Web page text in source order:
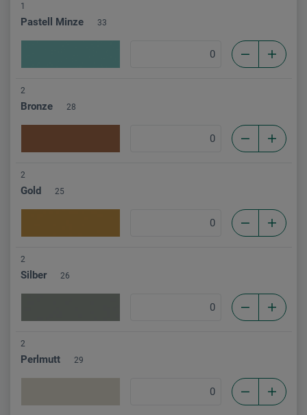
1
Pastell Minze 33
2
Bronze 28
2
Gold 25
2
Silber 26
2
Perlmutt 29